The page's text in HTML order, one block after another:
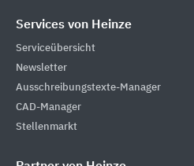
Services von Heinze
Serviceübersicht
Newsletter
Ausschreibungstexte-Manager
CAD-Manager
Stellenmarkt